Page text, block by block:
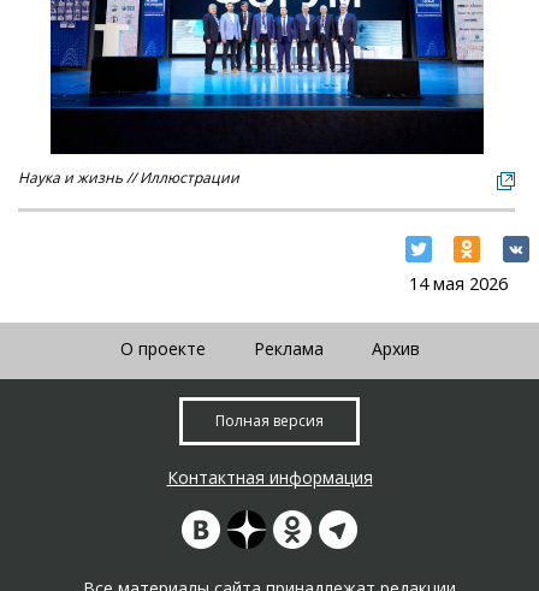
Наука и жизнь // Иллюстрации
14 мая 2026
О проекте Реклама Архив
Полная версия
Контактная информация